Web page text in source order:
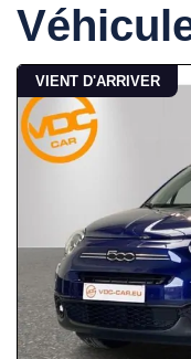
VIENT D'ARRIVER